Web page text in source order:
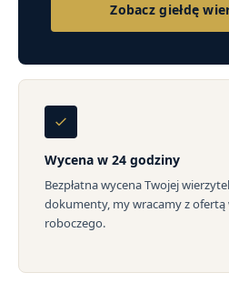
Zobacz giełdę
Wycena w 24 godziny
Bezpłatna wycena Twojej
dokumenty, my wracamy z
roboczego.